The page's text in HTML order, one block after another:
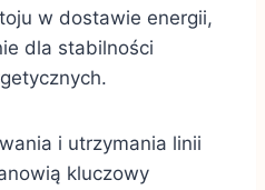
w dostawie energii,
dla stabilności
i utrzymania linii
kluczowy